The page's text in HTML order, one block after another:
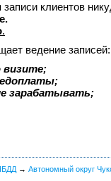
клиентов
.
ведение записей:
визите;
зарабатывать;
→ Автономный округ